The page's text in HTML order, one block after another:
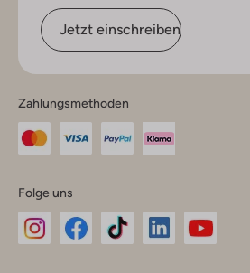
Jetzt einschreiben
Zahlungsmethoden
Folge uns